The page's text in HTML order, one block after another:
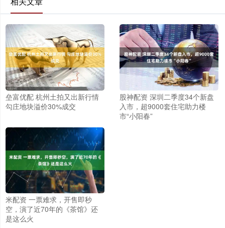
垒富优配 杭州土拍又出新行情
勾庄地块溢价30%成交
股神配资 深圳二季度34个新盘
入市，超9000套住宅助力楼
市“小阳春”
米配资 一票难求，开售即秒
空，演了近70年的《茶馆》还
是这么火